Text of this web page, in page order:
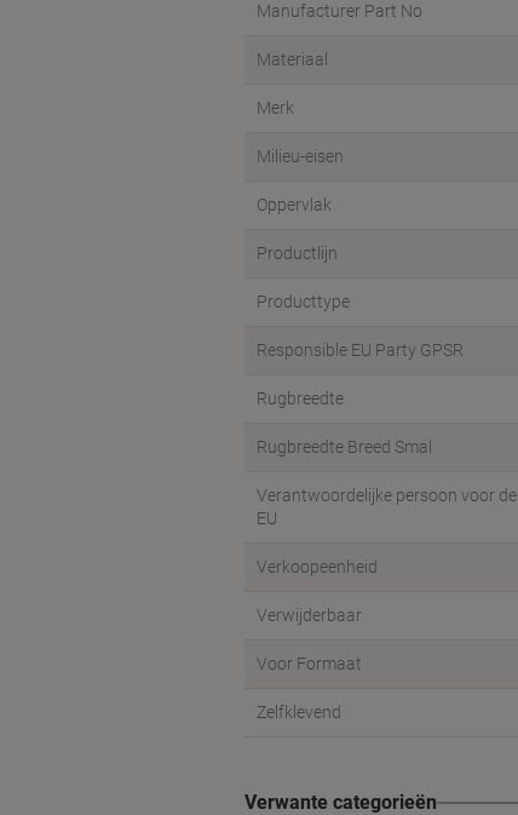
Manufacturer Part No
Materiaal
Merk
Milieu-eisen
Oppervlak
Productlijn
Producttype
Responsible EU Party GPSR
Rugbreedte
Rugbreedte Breed Smal
Verantwoordelijke persoon voor de
EU
Verkoopeenheid
Verwijderbaar
Voor Formaat
Zelfklevend
Verwante categorieën